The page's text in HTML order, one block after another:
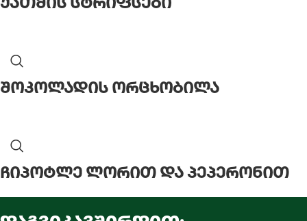
ქათმის სტრიფსები
შოკოლადის ორცხობილა
ჩიპოტლე ლორით და პეპერონით